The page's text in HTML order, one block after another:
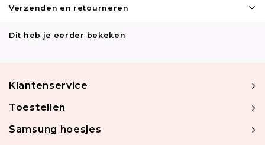
Verzenden en retourneren
Dit heb je eerder bekeken
Klantenservice
Toestellen
Samsung hoesjes